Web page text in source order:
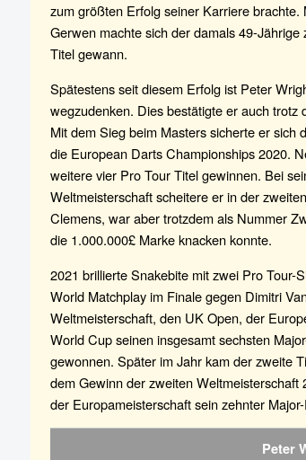
zum größten Erfolg seiner Karriere
Gerwen machte sich der damals 49-
Titel gewann.
Spätestens seit diesem Erfolg ist Peter
wegzudenken. Dies bestätigte er auch trotz
Mit dem Sieg beim Masters sicherte er sich
die European Darts Championships 2020.
weitere vier Pro Tour Titel gewinnen. Bei
Weltmeisterschaft scheitere er in der
Clemens, war aber trotzdem als Nummer
die 1.000.000£ Marke knacken konnte.
2021 brillierte Snakebite mit zwei Pro Tour-
World Matchplay im Finale gegen Dimitri
Weltmeisterschaft, den UK Open, der
World Cup seinen insgesamt sechsten
gewonnen. Später im Jahr kam der zweite
dem Gewinn der zweiten
der Europameisterschaft sein zehnter
Peter